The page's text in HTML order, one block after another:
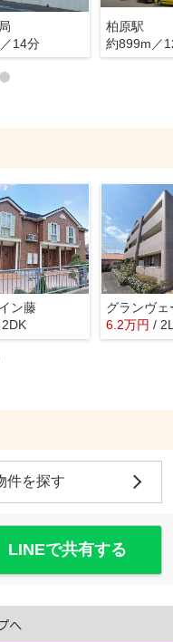
14分
柏原駅
約899m／
ン藤
グランヴェ
6.2万円 /
件を探す
LINEで共有する
へ